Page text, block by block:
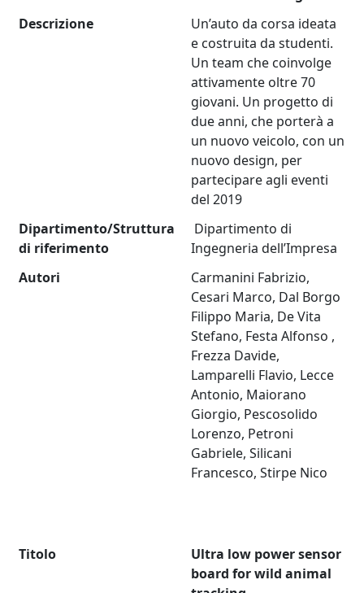
Descrizione
Un’auto da corsa ideata
e costruita da studenti.
Un team che coinvolge
attivamente oltre 70
giovani. Un progetto di
due anni, che porterà a
un nuovo veicolo, con un
nuovo design, per
partecipare agli eventi
del 2019
Dipartimento/Struttura
di riferimento
Dipartimento di
Ingegneria dell’Impresa
Autori
Carmanini Fabrizio,
Cesari Marco, Dal Borgo
Filippo Maria, De Vita
Stefano, Festa Alfonso ,
Frezza Davide,
Lamparelli Flavio, Lecce
Antonio, Maiorano
Giorgio, Pescosolido
Lorenzo, Petroni
Gabriele, Silicani
Francesco, Stirpe Nico
Titolo
Ultra low power sensor
board for wild animal